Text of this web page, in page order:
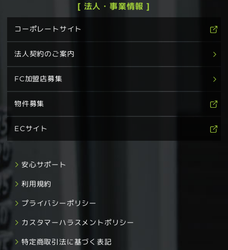
[ 法人・事業情報 ]
コーポレートサイト
法人契約のご案内
FC加盟店募集
物件募集
ECサイト
安心サポート
利用規約
プライバシーポリシー
カスタマーハラスメントポリシー
特定商取引法に基づく表記